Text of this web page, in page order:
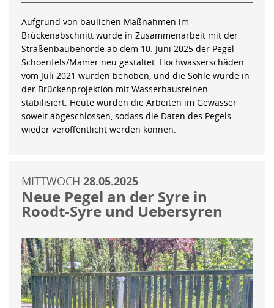
Aufgrund von baulichen Maßnahmen im
Brückenabschnitt wurde in Zusammenarbeit mit der
Straßenbaubehörde ab dem 10. Juni 2025 der Pegel
Schoenfels/Mamer neu gestaltet. Hochwasserschäden
vom Juli 2021 wurden behoben, und die Sohle wurde in
der Brückenprojektion mit Wasserbausteinen
stabilisiert. Heute wurden die Arbeiten im Gewässer
soweit abgeschlossen, sodass die Daten des Pegels
wieder veröffentlicht werden können.
MITTWOCH 28.05.2025
Neue Pegel an der Syre in
Roodt-Syre und Uebersyren